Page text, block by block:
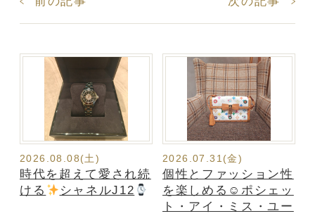
2026.08.08(土)
時代を超えて愛され続
ける
シャネルJ12
2026.07.31(金)
個性とファッション性
を楽しめる☺ポシェッ
ト・アイ・ミス・ユー